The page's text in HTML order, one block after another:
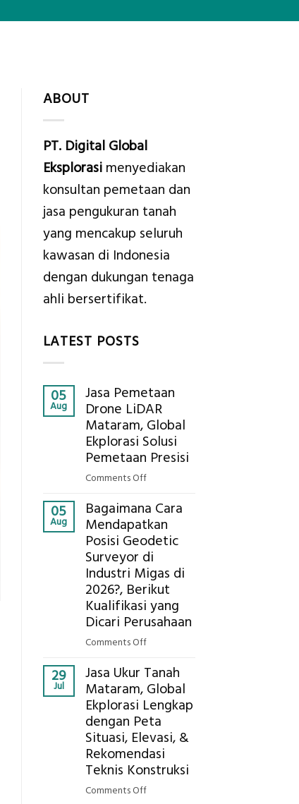
ABOUT
PT. Digital Global
Eksplorasimenyediakan
konsultan pemetaan dan
jasa pengukuran tanah
yang mencakup seluruh
kawasan di Indonesia
dengan dukungan tenaga
ahli bersertifikat.
LATEST POSTS
05
Aug
Jasa Pemetaan
Drone LiDAR
Mataram, Global
Ekplorasi Solusi
Pemetaan Presisi
Comments Offon
Pemetaan
Drone
LiDAR
Mataram,
Global
Ekplorasi
Solusi
Pemetaan
05
Aug
Bagaimana Cara
Mendapatkan
Posisi Geodetic
Surveyor di
Industri Migas di
2026?, Berikut
Kualifikasi yang
Dicari Perusahaan
Comments Offon
Cara
Mendapatkan
Posisi
Geodetic
Surveyor
di
Industri
29
Jul
Jasa Ukur Tanah
Mataram, Global
Ekplorasi Lengkap
dengan Peta
Situasi, Elevasi, &
Rekomendasi
Teknis Konstruksi
Comments Offon